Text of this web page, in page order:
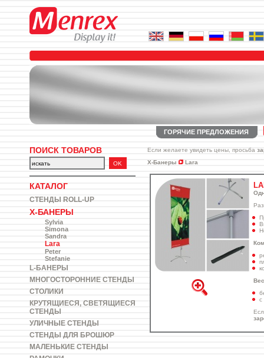
ГОРЯЧИЕ ПРЕДЛОЖЕНИЯ
ПОИСК ТОВАРОВ
КАТАЛОГ
СТЕНДЫ ROLL-UP
X-БАНЕРЫ
Sylvia
Simona
Sandra
Lara
Peter
Stefanie
L-БАНЕРЫ
МНОГОСТОРОННИЕ СТЕНДЫ
СТОЛИКИ
КРУТЯЩИЕСЯ, СВЕТЯЩИЕСЯ
СТЕНДЫ
УЛИЧНЫЕ СТЕНДЫ
СТЕНДЫ ДЛЯ БРОШЮР
МАЛЕНЬКИЕ СТЕНДЫ
Если желаете увидеть цены, просьба
X-Банеры
Lara
с